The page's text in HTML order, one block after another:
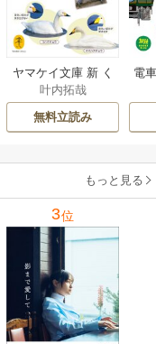
ヤマケイ文庫 新 く
らべてわかる野鳥3
00 1巻
叶内拓哉
無料立読み
電
もっと見る
3位